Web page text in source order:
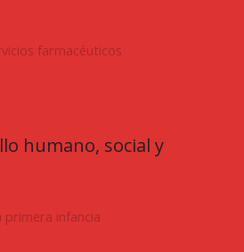
farmacéuticos
humano, social y
primera infancia